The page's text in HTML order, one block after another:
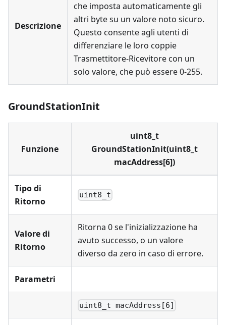
Descrizione
che imposta automaticamente gli
altri byte su un valore noto sicuro.
Questo consente agli utenti di
differenziare le loro coppie
Trasmettitore-Ricevitore con un
solo valore, che può essere 0-255.
GroundStationInit
Funzione
uint8_t
GroundStationInit(uint8_t
macAddress[6])
Tipo di
Ritorno
uint8_t
Valore di
Ritorno
Ritorna 0 se l'inizializzazione ha
avuto successo, o un valore
diverso da zero in caso di errore.
Parametri
uint8_t macAddress[6]